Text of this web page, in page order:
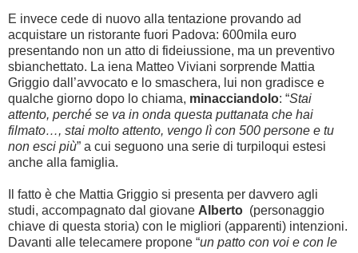
E invece cede di nuovo alla tentazione provando ad
acquistare un ristorante fuori Padova: 600mila euro
presentando non un atto di fideiussione, ma un preventivo
sbianchettato. La iena Matteo Viviani sorprende Mattia
Griggio dall’avvocato e lo smaschera, lui non gradisce e
qualche giorno dopo lo chiama, minacciandolo: “Stai
attento, perché se va in onda questa puttanata che hai
filmato…, stai molto attento, vengo lì con 500 persone e tu
non esci più” a cui seguono una serie di turpiloqui estesi
anche alla famiglia.
Il fatto è che Mattia Griggio si presenta per davvero agli
studi, accompagnato dal giovane Alberto (personaggio
chiave di questa storia) con le migliori (apparenti) intenzioni.
Davanti alle telecamere propone “un patto con voi e con le